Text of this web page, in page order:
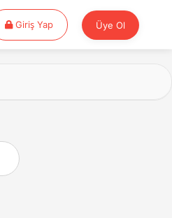
Giriş YapGiriş Yap Üye Ol